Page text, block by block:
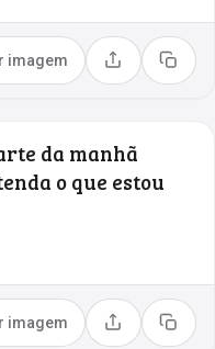
imagem Compartilhar
Copiar
da manhã
o que estou
imagem Compartilhar
Copiar